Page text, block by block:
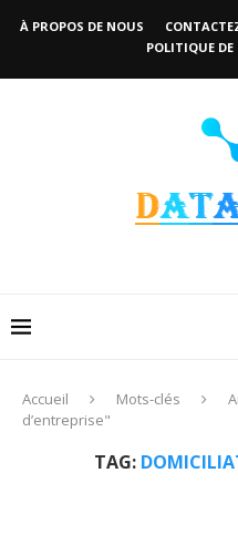
À PROPOS DE NOUS
POLITIQUE
Accueil Mots-clés
d’entreprise"
TAG: